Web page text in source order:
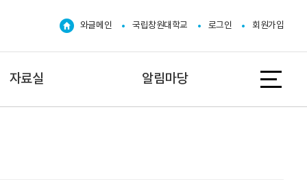
와글메인 국립창원대학교 로그인 회원가입
자료실 알림마당